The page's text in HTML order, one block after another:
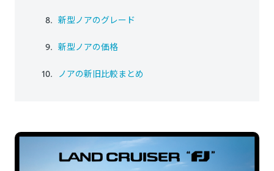
新型ノアのグレード
新型ノアの価格
ノアの新旧比較まとめ